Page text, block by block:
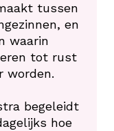
tussen
en
waarin
tot rust
worden.
begeleidt
hoe